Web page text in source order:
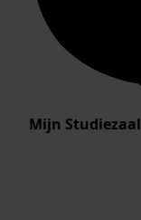
Mijn Studiezaal